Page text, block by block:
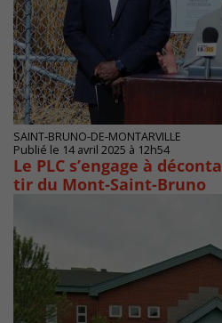
SAINT-BRUNO-DE-MONTARVILLE
Publié le 14 avril 2025 à 12h54
Le PLC s’engage à
tir du Mont-Saint-Bruno